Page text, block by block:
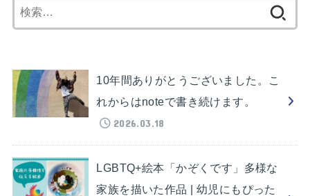
索:
10年間ありがとうございました。こ
れからはnoteで書き続けます。
2026.03.18
LGBTQ+絵本「かぞくです」多様な
家族を描いた作品 | 幼児にもぴった